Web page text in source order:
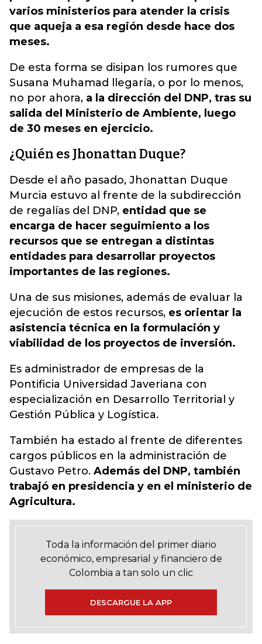
varios ministerios para atender la crisis
que aqueja a esa región desde hace dos
meses.
De esta forma se disipan los rumores que
Susana Muhamad llegaría, o por lo menos,
no por ahora, a la dirección del DNP, tras su
salida del Ministerio de Ambiente, luego
de 30 meses en ejercicio.
¿Quién es Jhonattan Duque?
Desde el año pasado, Jhonattan Duque
Murcia estuvo al frente de la subdirección
de regalías del DNP, entidad que se
encarga de hacer seguimiento a los
recursos que se entregan a distintas
entidades para desarrollar proyectos
importantes de las regiones.
Una de sus misiones, además de evaluar la
ejecución de estos recursos, es orientar la
asistencia técnica en la formulación y
viabilidad de los proyectos de inversión.
Es administrador de empresas de la
Pontificia Universidad Javeriana con
especialización en Desarrollo Territorial y
Gestión Pública y Logística.
También ha estado al frente de diferentes
cargos públicos en la administración de
Gustavo Petro. Además del DNP, también
trabajó en presidencia y en el ministerio de
Agricultura.
Toda la información del primer diario
económico, empresarial y financiero de
Colombia a tan solo un clic
DESCARGUE LA APP